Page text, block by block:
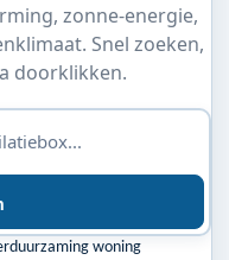
zonne-energie,
Snel zoeken,
doorklikken.
woning